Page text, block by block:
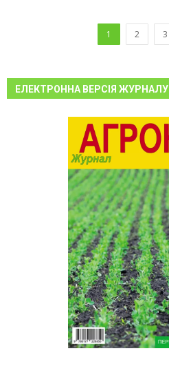
1 2 3
ЕЛЕКТРОННА ВЕРСІЯ ЖУРНАЛУ